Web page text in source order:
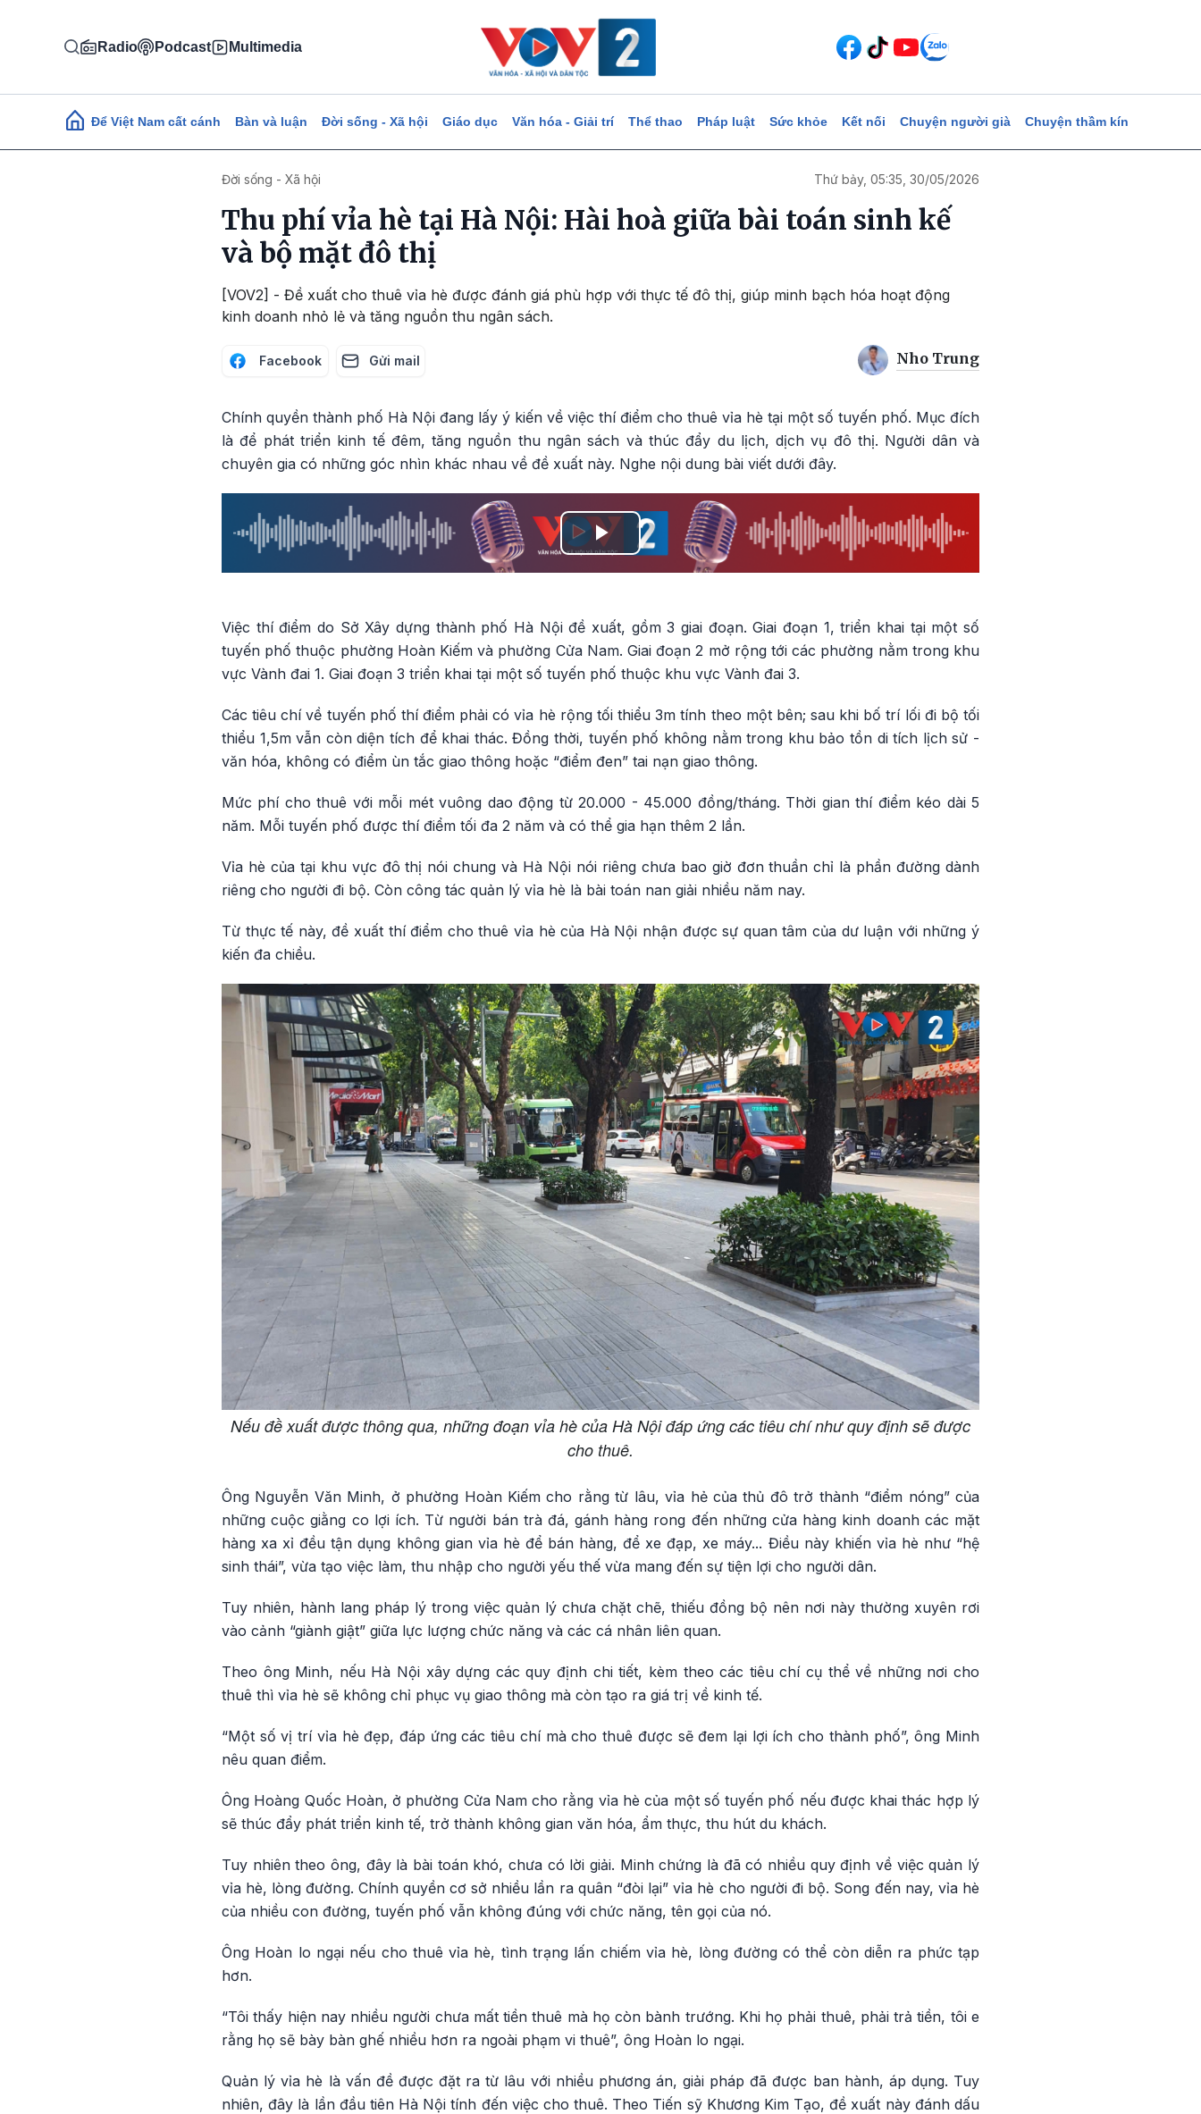
Radio Podcast Multimedia
Main navigation
Để Việt Nam cất cánh Bàn và luận Đời sống - Xã hội Giáo dục Văn hóa - Giải trí Thể thao Pháp luật Sức khỏe Kết nối Chuyện người già Chuyện thầm kín
Đời sống - Xã hội Thứ bảy, 05:35, 30/05/2026
Thu phí vỉa hè tại Hà Nội: Hài hoà giữa bài toán sinh kế
và bộ mặt đô thị
[VOV2] - Đề xuất cho thuê vỉa hè được đánh giá phù hợp với thực tế đô thị, giúp minh bạch hóa hoạt động
kinh doanh nhỏ lẻ và tăng nguồn thu ngân sách.
Facebook Gửi mail Nho Trung
Chính quyền thành phố Hà Nội đang lấy ý kiến về việc thí điểm cho thuê vỉa hè tại một số tuyến phố. Mục đích
là để phát triển kinh tế đêm, tăng nguồn thu ngân sách và thúc đẩy du lịch, dịch vụ đô thị. Người dân và
chuyên gia có những góc nhìn khác nhau về đề xuất này. Nghe nội dung bài viết dưới đây.
Play
Việc thí điểm do Sở Xây dựng thành phố Hà Nội đề xuất, gồm 3 giai đoạn. Giai đoạn 1, triển khai tại một số
tuyến phố thuộc phường Hoàn Kiếm và phường Cửa Nam. Giai đoạn 2 mở rộng tới các phường nằm trong khu
vực Vành đai 1. Giai đoạn 3 triển khai tại một số tuyến phố thuộc khu vực Vành đai 3.
Các tiêu chí về tuyến phố thí điểm phải có vỉa hè rộng tối thiểu 3m tính theo một bên; sau khi bố trí lối đi bộ tối
thiểu 1,5m vẫn còn diện tích để khai thác. Đồng thời, tuyến phố không nằm trong khu bảo tồn di tích lịch sử -
văn hóa, không có điểm ùn tắc giao thông hoặc “điểm đen” tai nạn giao thông.
Mức phí cho thuê với mỗi mét vuông dao động từ 20.000 - 45.000 đồng/tháng. Thời gian thí điểm kéo dài 5
năm. Mỗi tuyến phố được thí điểm tối đa 2 năm và có thể gia hạn thêm 2 lần.
Vỉa hè của tại khu vực đô thị nói chung và Hà Nội nói riêng chưa bao giờ đơn thuần chỉ là phần đường dành
riêng cho người đi bộ. Còn công tác quản lý vỉa hè là bài toán nan giải nhiều năm nay.
Từ thực tế này, đề xuất thí điểm cho thuê vỉa hè của Hà Nội nhận được sự quan tâm của dư luận với những ý
kiến đa chiều.
Nếu đề xuất được thông qua, những đoạn vỉa hè của Hà Nội đáp ứng các tiêu chí như quy định sẽ được
cho thuê.
Ông Nguyễn Văn Minh, ở phường Hoàn Kiếm cho rằng từ lâu, vỉa hẻ của thủ đô trở thành “điểm nóng” của
những cuộc giằng co lợi ích. Từ người bán trà đá, gánh hàng rong đến những cửa hàng kinh doanh các mặt
hàng xa xỉ đều tận dụng không gian vỉa hè để bán hàng, để xe đạp, xe máy... Điều này khiến vỉa hè như “hệ
sinh thái”, vừa tạo việc làm, thu nhập cho người yếu thế vừa mang đến sự tiện lợi cho người dân.
Tuy nhiên, hành lang pháp lý trong việc quản lý chưa chặt chẽ, thiếu đồng bộ nên nơi này thường xuyên rơi
vào cảnh “giành giật” giữa lực lượng chức năng và các cá nhân liên quan.
Theo ông Minh, nếu Hà Nội xây dựng các quy định chi tiết, kèm theo các tiêu chí cụ thể về những nơi cho
thuê thì vỉa hè sẽ không chỉ phục vụ giao thông mà còn tạo ra giá trị về kinh tế.
“Một số vị trí vỉa hè đẹp, đáp ứng các tiêu chí mà cho thuê được sẽ đem lại lợi ích cho thành phố”, ông Minh
nêu quan điểm.
Ông Hoàng Quốc Hoàn, ở phường Cửa Nam cho rằng vỉa hè của một số tuyến phố nếu được khai thác hợp lý
sẽ thúc đẩy phát triển kinh tế, trở thành không gian văn hóa, ẩm thực, thu hút du khách.
Tuy nhiên theo ông, đây là bài toán khó, chưa có lời giải. Minh chứng là đã có nhiều quy định về việc quản lý
vỉa hè, lòng đường. Chính quyền cơ sở nhiều lần ra quân “đòi lại” vỉa hè cho người đi bộ. Song đến nay, vỉa hè
của nhiều con đường, tuyến phố vẫn không đúng với chức năng, tên gọi của nó.
Ông Hoàn lo ngại nếu cho thuê vỉa hè, tình trạng lấn chiếm vỉa hè, lòng đường có thể còn diễn ra phức tạp
hơn.
“Tôi thấy hiện nay nhiều người chưa mất tiền thuê mà họ còn bành trướng. Khi họ phải thuê, phải trả tiền, tôi e
rằng họ sẽ bày bàn ghế nhiều hơn ra ngoài phạm vi thuê”, ông Hoàn lo ngại.
Quản lý vỉa hè là vấn đề được đặt ra từ lâu với nhiều phương án, giải pháp đã được ban hành, áp dụng. Tuy
nhiên, đây là lần đầu tiên Hà Nội tính đến việc cho thuê. Theo Tiến sỹ Khương Kim Tạo, đề xuất này đánh dấu